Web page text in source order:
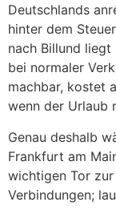
Deutschlands
hinter dem
nach Billund
bei normaler
machbar, kostet
wenn der Urlaub
Genau deshalb
Frankfurt am
wichtigen Tor
Verbindungen;